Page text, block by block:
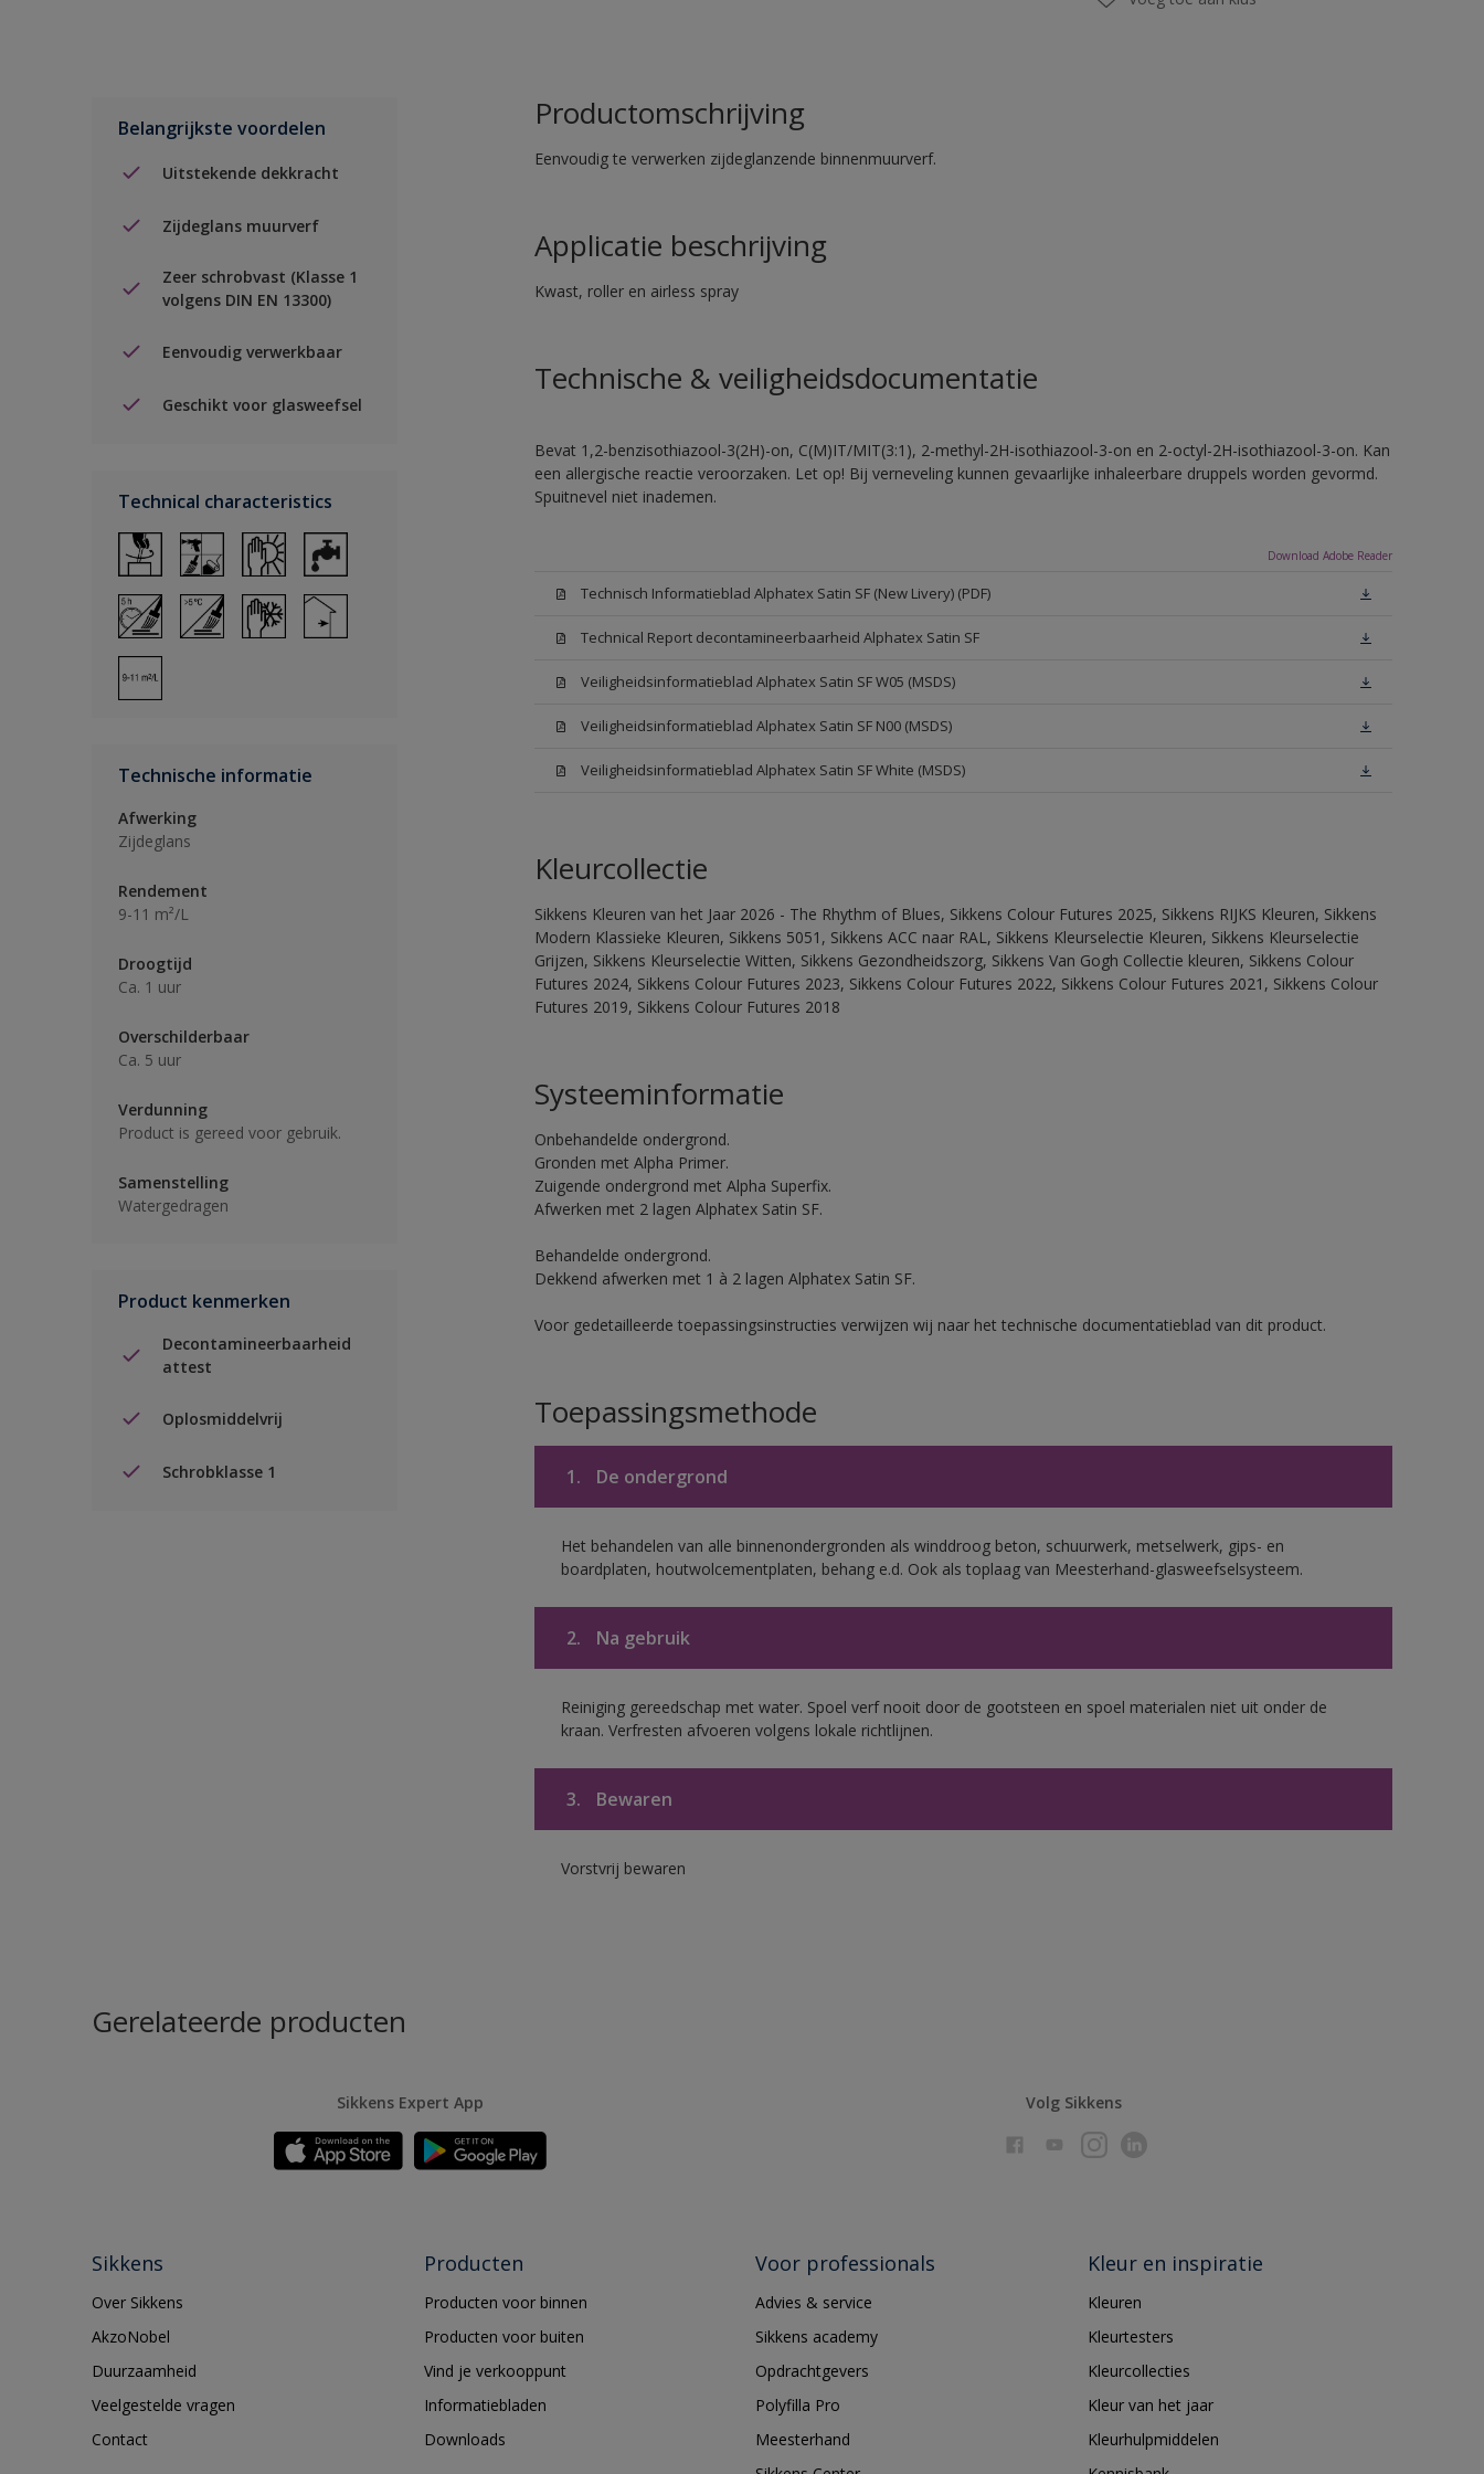
Belangrijkste voordelen
Uitstekende dekkracht
Zijdeglans muurverf
Zeer schrobvast (Klasse 1
volgens DIN EN 13300)
Eenvoudig verwerkbaar
Geschikt voor glasweefsel
Technical characteristics
Technische informatie
Afwerking
Zijdeglans
Rendement
9-11 m²/L
Droogtijd
Ca. 1 uur
Overschilderbaar
Ca. 5 uur
Verdunning
Product is gereed voor gebruik.
Samenstelling
Watergedragen
Product kenmerken
Decontamineerbaarheid
attest
Oplosmiddelvrij
Schrobklasse 1
Productomschrijving
Eenvoudig te verwerken zijdeglanzende binnenmuurverf.
Applicatie beschrijving
Kwast, roller en airless spray
Technische & veiligheidsdocumentatie
Bevat 1,2-benzisothiazool-3(2H)-on, C(M)IT/MIT(3:1), 2-methyl-2H-isothiazool-3-on en 2-octyl-2H-isothiazool-3-on. Kan
een allergische reactie veroorzaken. Let op! Bij verneveling kunnen gevaarlijke inhaleerbare druppels worden gevormd.
Spuitnevel niet inademen.
Download Adobe Reader
Technisch Informatieblad Alphatex Satin SF (New Livery) (PDF)
Technical Report decontamineerbaarheid Alphatex Satin SF
Veiligheidsinformatieblad Alphatex Satin SF W05 (MSDS)
Veiligheidsinformatieblad Alphatex Satin SF N00 (MSDS)
Veiligheidsinformatieblad Alphatex Satin SF White (MSDS)
Kleurcollectie
Sikkens Kleuren van het Jaar 2026 - The Rhythm of Blues, Sikkens Colour Futures 2025, Sikkens RIJKS Kleuren, Sikkens
Modern Klassieke Kleuren, Sikkens 5051, Sikkens ACC naar RAL, Sikkens Kleurselectie Kleuren, Sikkens Kleurselectie
Grijzen, Sikkens Kleurselectie Witten, Sikkens Gezondheidszorg, Sikkens Van Gogh Collectie kleuren, Sikkens Colour
Futures 2024, Sikkens Colour Futures 2023, Sikkens Colour Futures 2022, Sikkens Colour Futures 2021, Sikkens Colour
Futures 2019, Sikkens Colour Futures 2018
Systeeminformatie
Onbehandelde ondergrond.
Gronden met Alpha Primer.
Zuigende ondergrond met Alpha Superfix.
Afwerken met 2 lagen Alphatex Satin SF.
Behandelde ondergrond.
Dekkend afwerken met 1 à 2 lagen Alphatex Satin SF.
Voor gedetailleerde toepassingsinstructies verwijzen wij naar het technische documentatieblad van dit product.
Toepassingsmethode
1. De ondergrond
Het behandelen van alle binnenondergronden als winddroog beton, schuurwerk, metselwerk, gips- en
boardplaten, houtwolcementplaten, behang e.d. Ook als toplaag van Meesterhand-glasweefselsysteem.
2. Na gebruik
Reiniging gereedschap met water. Spoel verf nooit door de gootsteen en spoel materialen niet uit onder de
kraan. Verfresten afvoeren volgens lokale richtlijnen.
3. Bewaren
Vorstvrij bewaren
Gerelateerde producten
Sikkens Expert App Volg Sikkens
Sikkens
Over Sikkens
AkzoNobel
Duurzaamheid
Veelgestelde vragen
Contact
Producten
Producten voor binnen
Producten voor buiten
Vind je verkooppunt
Informatiebladen
Downloads
Voor professionals
Advies & service
Sikkens academy
Opdrachtgevers
Polyfilla Pro
Meesterhand
Kleur en inspiratie
Kleuren
Kleurtesters
Kleurcollecties
Kleur van het jaar
Kleurhulpmiddelen